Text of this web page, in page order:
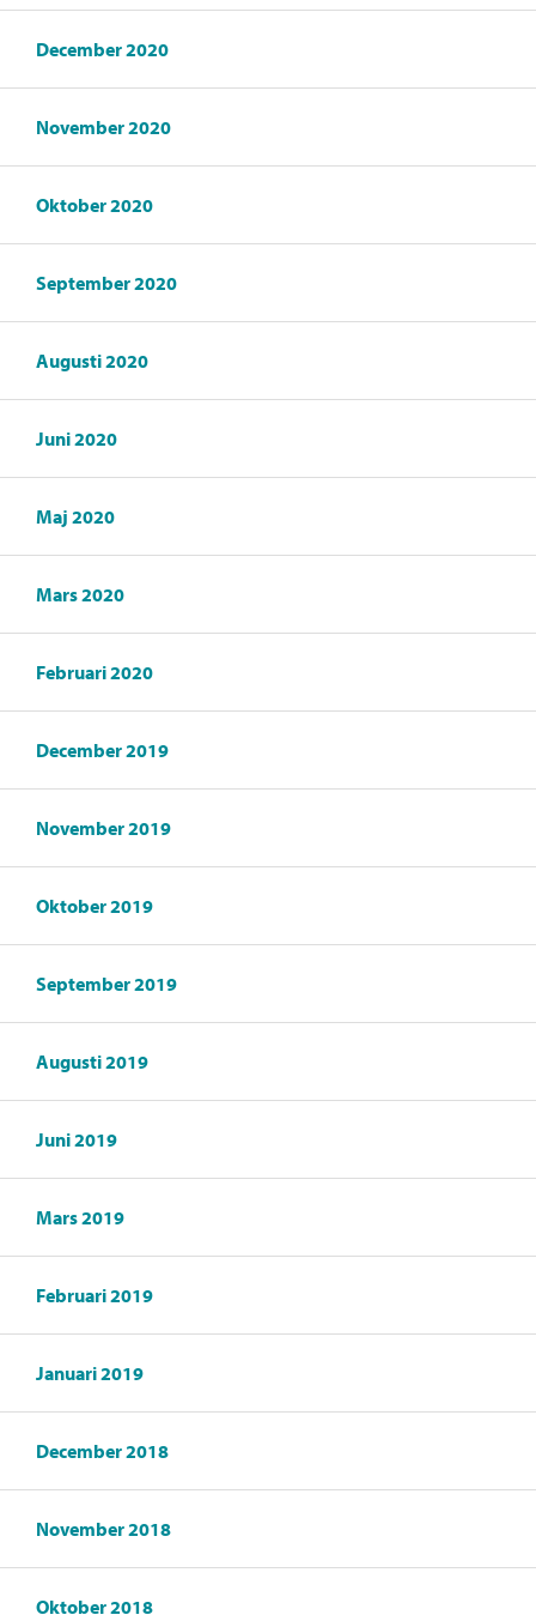
December 2020
November 2020
Oktober 2020
September 2020
Augusti 2020
Juni 2020
Maj 2020
Mars 2020
Februari 2020
December 2019
November 2019
Oktober 2019
September 2019
Augusti 2019
Juni 2019
Mars 2019
Februari 2019
Januari 2019
December 2018
November 2018
Oktober 2018